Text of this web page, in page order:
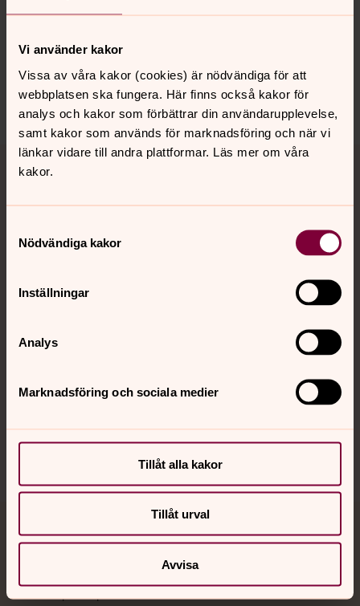
Vi använder kakor
Vissa av våra kakor (cookies) är nödvändiga för att
webbplatsen ska fungera. Här finns också kakor för
analys och kakor som förbättrar din användarupplevelse,
samt kakor som används för marknadsföring och när vi
länkar vidare till andra plattformar. Läs mer om våra
kakor.
Nödvändiga kakor
Inställningar
Analys
Marknadsföring och sociala medier
Tillåt alla kakor
Tillåt urval
Avvisa
Senast ändrad 25 april 2026
innehåll?
linde-ljusnarsbergs.pastorat@svenskakyrkan.se
Dela
Tillbaka till toppen
Tillbaka till innehållet
Kalender
Hitta snabbt
Jourhavande präst
Akut samtals- och krisstöd. Prata eller chatta anonymt